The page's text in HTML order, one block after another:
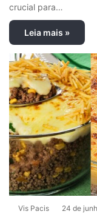
crucial para…
Leia mais »
Vis Pacis 24 de